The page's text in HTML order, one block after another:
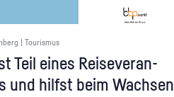
| Tourismus
Teil eines Rei­se­ver­an­
und hilfst beim Wach­sen